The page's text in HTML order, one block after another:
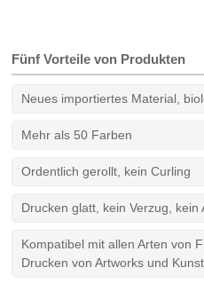
Fünf Vorteile von Produkten
Neues importiertes Material,
Mehr als 50 Farben
Ordentlich gerollt, kein Curling
Drucken glatt, kein Verzug, kein
Kompatibel mit allen Arten von
Drucken von Artworks und